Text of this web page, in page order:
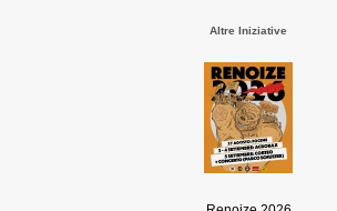
Altre Iniziative